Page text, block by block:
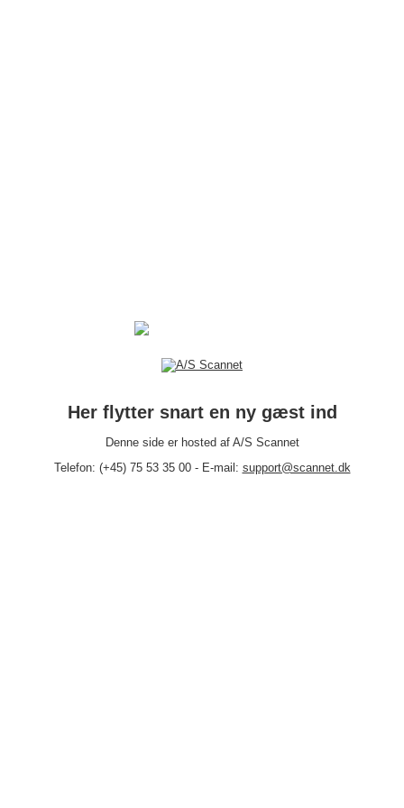
Her flytter snart en ny gæst ind
Denne side er hosted af A/S Scannet
Telefon: (+45) 75 53 35 00 - E-mail: support@scannet.dk